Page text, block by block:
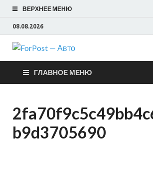
ВЕРХНЕЕ МЕНЮ
08.08.2026
Авто
ГЛАВНОЕ МЕНЮ
b9d3705690